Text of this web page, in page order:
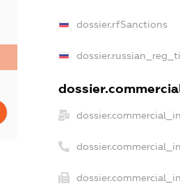
dossier.rfSanctions